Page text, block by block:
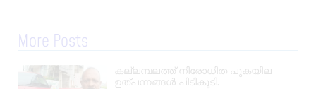
More Posts
കല്ലമ്പലത്ത് നിരോധിത പുകയില
ഉത്പന്നങ്ങൾ പിടികൂടി.